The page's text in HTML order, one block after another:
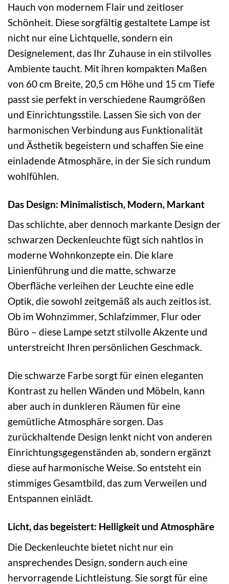
Hauch von modernem Flair und zeitloser
Schönheit. Diese sorgfältig gestaltete Lampe ist
nicht nur eine Lichtquelle, sondern ein
Designelement, das Ihr Zuhause in ein stilvolles
Ambiente taucht. Mit ihren kompakten Maßen
von 60 cm Breite, 20,5 cm Höhe und 15 cm Tiefe
passt sie perfekt in verschiedene Raumgrößen
und Einrichtungsstile. Lassen Sie sich von der
harmonischen Verbindung aus Funktionalität
und Ästhetik begeistern und schaffen Sie eine
einladende Atmosphäre, in der Sie sich rundum
wohlfühlen.
Das Design: Minimalistisch, Modern, Markant
Das schlichte, aber dennoch markante Design der
schwarzen Deckenleuchte fügt sich nahtlos in
moderne Wohnkonzepte ein. Die klare
Linienführung und die matte, schwarze
Oberfläche verleihen der Leuchte eine edle
Optik, die sowohl zeitgemäß als auch zeitlos ist.
Ob im Wohnzimmer, Schlafzimmer, Flur oder
Büro – diese Lampe setzt stilvolle Akzente und
unterstreicht Ihren persönlichen Geschmack.
Die schwarze Farbe sorgt für einen eleganten
Kontrast zu hellen Wänden und Möbeln, kann
aber auch in dunkleren Räumen für eine
gemütliche Atmosphäre sorgen. Das
zurückhaltende Design lenkt nicht von anderen
Einrichtungsgegenständen ab, sondern ergänzt
diese auf harmonische Weise. So entsteht ein
stimmiges Gesamtbild, das zum Verweilen und
Entspannen einlädt.
Licht, das begeistert: Helligkeit und Atmosphäre
Die Deckenleuchte bietet nicht nur ein
ansprechendes Design, sondern auch eine
hervorragende Lichtleistung. Sie sorgt für eine